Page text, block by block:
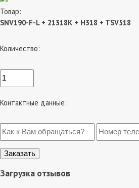
Товар:
SNV190-F-L + 21318K + H318 + TSV518
Количество:
Контактные данные:
Загрузка отзывов